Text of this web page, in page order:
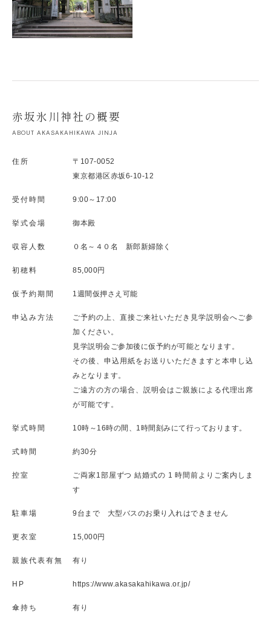
赤坂氷川神社の概要
ABOUT AKASAKAHIKAWA JINJA
住所
〒107-0052
東京都港区赤坂6-10-12
受付時間 9:00～17:00
挙式会場 御本殿
収容人数 ０名～４０名 新郎新婦除く
初穂料 85,000円
仮予約期間 1週間仮押さえ可能
申込み方法
ご予約の上、直接ご来社いただき見学説明会へご参
加ください。
見学説明会ご参加後に仮予約が可能となります。
その後、申込用紙をお送りいただきますと本申し込
みとなります。
ご遠方の方の場合、説明会はご親族による代理出席
が可能です。
挙式時間 10時～16時の間、1時間刻みにて行っております。
式時間 約30分
控室
ご両家1部屋ずつ 結婚式の 1 時間前よりご案内しま
す
駐車場 9台まで 大型バスのお乗り入れはできません
更衣室 15,000円
親族代表有無 有り
HP https://www.akasakahikawa.or.jp/
傘持ち 有り